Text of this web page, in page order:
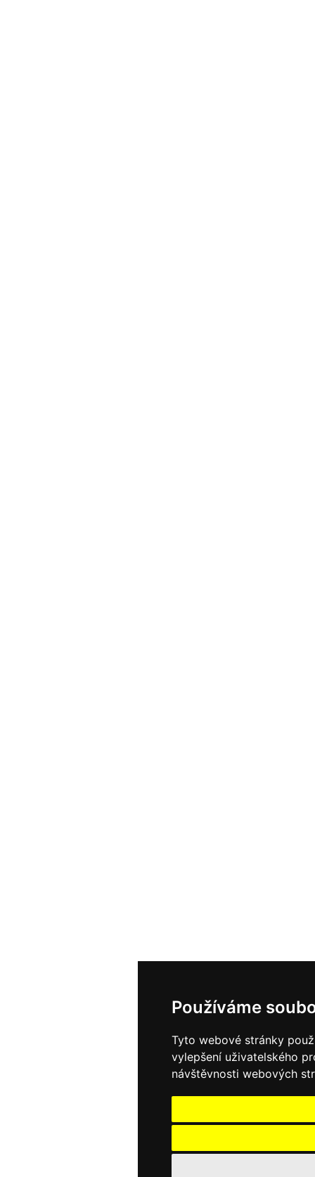
Používáme
Tyto webové stránky
vylepšení uživatelského
návštěvnosti webových